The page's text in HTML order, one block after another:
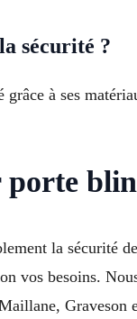
sécurité ?
à ses
la sécurité
vos besoins.